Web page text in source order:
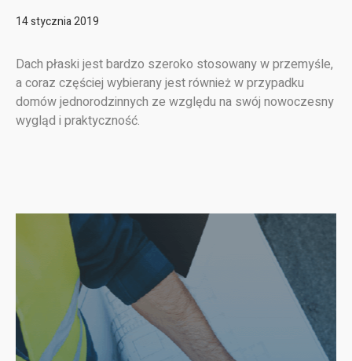
14 stycznia 2019
Dach płaski jest bardzo szeroko stosowany w przemyśle,
a coraz częściej wybierany jest również w przypadku
domów jednorodzinnych ze względu na swój nowoczesny
wygląd i praktyczność.